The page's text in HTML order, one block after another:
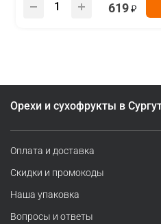
619
Орехи и сухофрукты в
Оплата и доставка
Скидки и промокоды
Наша упаковка
Вопросы и ответы